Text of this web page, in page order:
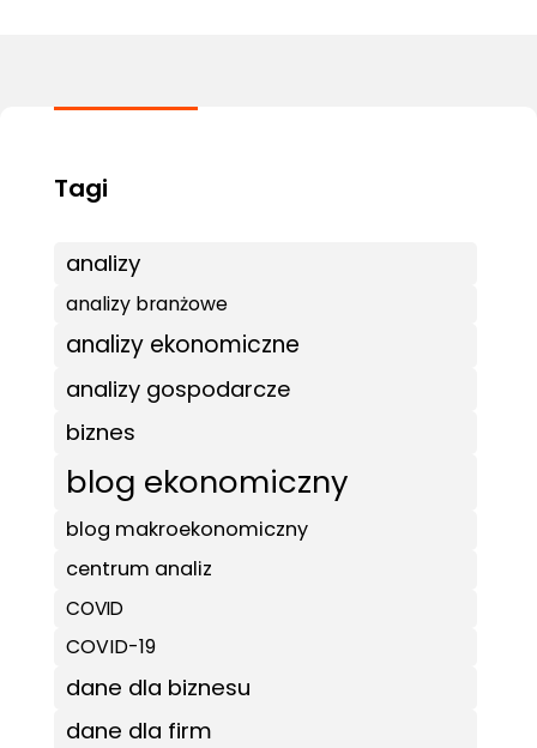
analizy
analizy branżowe
analizy ekonomiczne
analizy gospodarcze
biznes
blog ekonomiczny
blog makroekonomiczny
centrum analiz
COVID
COVID-19
dane dla biznesu
dane dla firm